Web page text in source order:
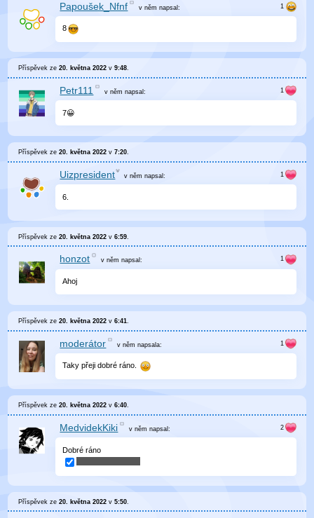
Papoušek_Nfnf v němnapsal:
8
Příspěvek ze20. května 2022 v9:48.
Petr111 v němnapsal:
7😀
Příspěvek ze20. května 2022 v7:20.
Uizpresident v něm napsal:
6.
Příspěvek ze20. května 2022 v6:59
honzot v němnapsal:
Ahoj
Příspěvek ze20. května 2022 v6:41
moderátor v němnapsala:
Taky přeji dobré ráno.
Příspěvek ze20. května 2022 v6:40.
MedvidekKiki v němnapsal:
Dobré ráno
Příspěvek ze20. května 2022 v5:50